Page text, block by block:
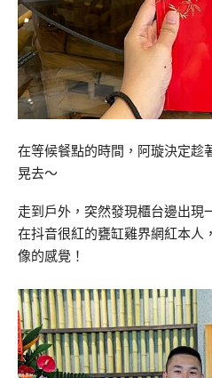
在等候餐點的時間，阿璇決定趁
晃去～
走到戶外，突然發現櫃台邊出現
在抖音很紅的甕缸雞界網紅本人
像的感覺！